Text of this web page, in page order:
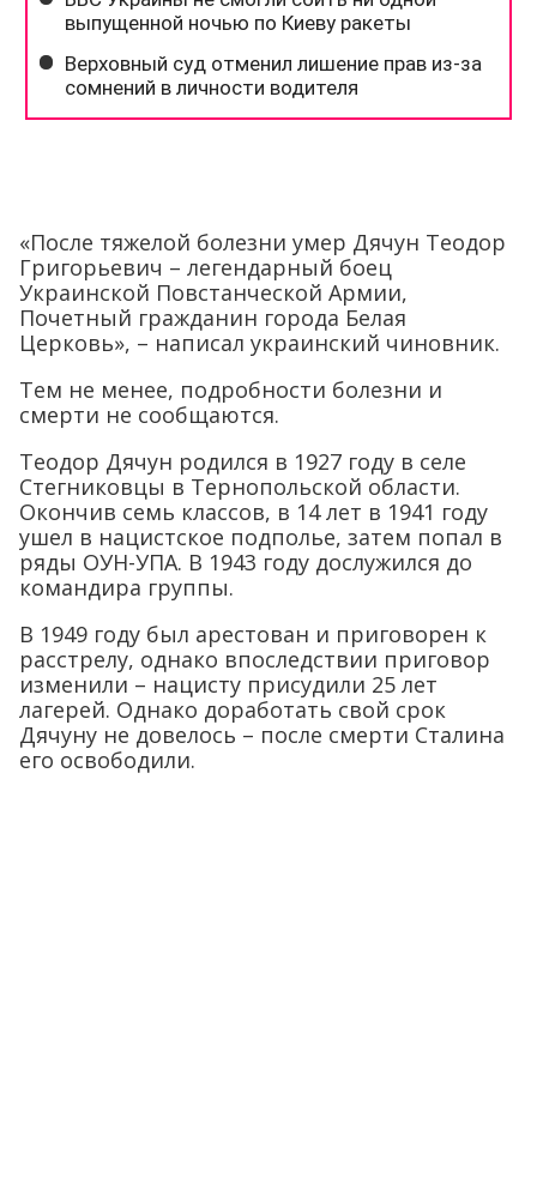
«После тяжелой болезни умер Дячун Теодор
Григорьевич – легендарный боец
Украинской Повстанческой Армии,
Почетный гражданин города Белая
Церковь», – написал украинский чиновник.
Тем не менее, подробности болезни и
смерти не сообщаются.
Теодор Дячун родился в 1927 году в селе
Стегниковцы в Тернопольской области.
Окончив семь классов, в 14 лет в 1941 году
ушел в нацистское подполье, затем попал в
ряды ОУН-УПА. В 1943 году дослужился до
командира группы.
В 1949 году был арестован и приговорен к
расстрелу, однако впоследствии приговор
изменили – нацисту присудили 25 лет
лагерей. Однако доработать свой срок
Дячуну не довелось – после смерти Сталина
его освободили.